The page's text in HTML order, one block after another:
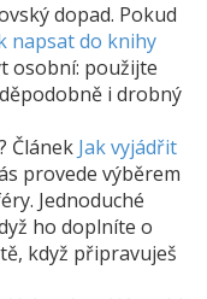
dopad. Pokud
napsat do knihy
osobní: použijte
i drobný
Článek Jak vyjádřit
provede výběrem
Jednoduché
ho doplníte o
když připravuješ